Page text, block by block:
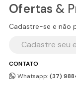
CONTATO
Whatsapp:(37)
Ofertas &
Cadastre-se e não